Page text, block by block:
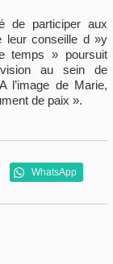
de participer aux
leur conseille d »y
temps » poursuit
au sein de
l’image de Marie,
de paix ».
WhatsApp